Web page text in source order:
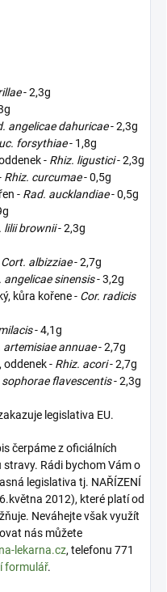
- 2,3g
angelicae dahuricae- 2,3g
forsythiae- 1,8g
- Rhiz. ligustici- 2,3g
Rhiz. curcumae- 0,5g
- Rad. aucklandiae- 0,5g
lilii brownii- 2,3g
Cort. albizziae- 2,7g
angelicae sinensis- 3,2g
kůra kořene - Cor. radicis
- 4,1g
artemisiae annuae- 2,7g
oddenek - Rhiz. acori- 2,7g
sophorae flavescentis- 2,3g
legislativa EU.
čerpáme z oficiálních
Rádi bychom Vám o
legislativa tj. NAŘÍZENÍ
2012), které platí od
Neváhejte však využít
nás můžete
lekarna.cz, telefonu 771
formulář.